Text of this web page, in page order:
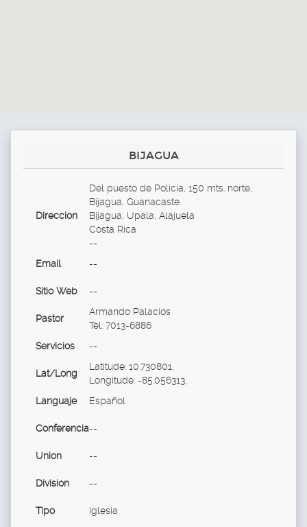
BIJAGUA
Direccion
Del puesto de Policía, 150 mts. norte,
Bijagua, Guanacaste.
Bijagua, Upala, Alajuela
Costa Rica
--
Email
--
Sitio Web --
Pastor
Armando Palacios
Tel: 7013-6886
Servicios
--
Lat/Long
Latitude: 10.730801,
Longitude: -85.056313,
Languaje
Español
Conferencia--
Union --
Division --
Tipo Iglesia